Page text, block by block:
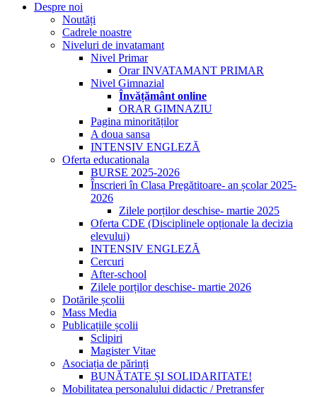
Despre noi
Noutăți
Cadrele noastre
Niveluri de invatamant
Nivel Primar
Orar INVATAMANT PRIMAR
Nivel Gimnazial
Învățământ online
ORAR GIMNAZIU
Pagina minorităților
A doua sansa
INTENSIV ENGLEZĂ
Oferta educationala
BURSE 2025-2026
Înscrieri în Clasa Pregătitoare- an școlar 2025-
2026
Zilele porților deschise- martie 2025
Oferta CDE (Disciplinele opționale la decizia
elevului)
INTENSIV ENGLEZĂ
Cercuri
After-school
Zilele porților deschise- martie 2026
Dotările școlii
Mass Media
Publicațiile școlii
Sclipiri
Magister Vitae
Asociația de părinți
BUNĂTATE ȘI SOLIDARITATE!
Mobilitatea personalului didactic / Pretransfer